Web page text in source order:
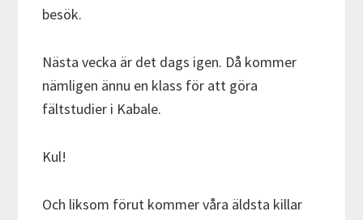
besök.
Nästa vecka är det dags igen. Då kommer
nämligen ännu en klass för att göra
fältstudier i Kabale.
Kul!
Och liksom förut kommer våra äldsta killar